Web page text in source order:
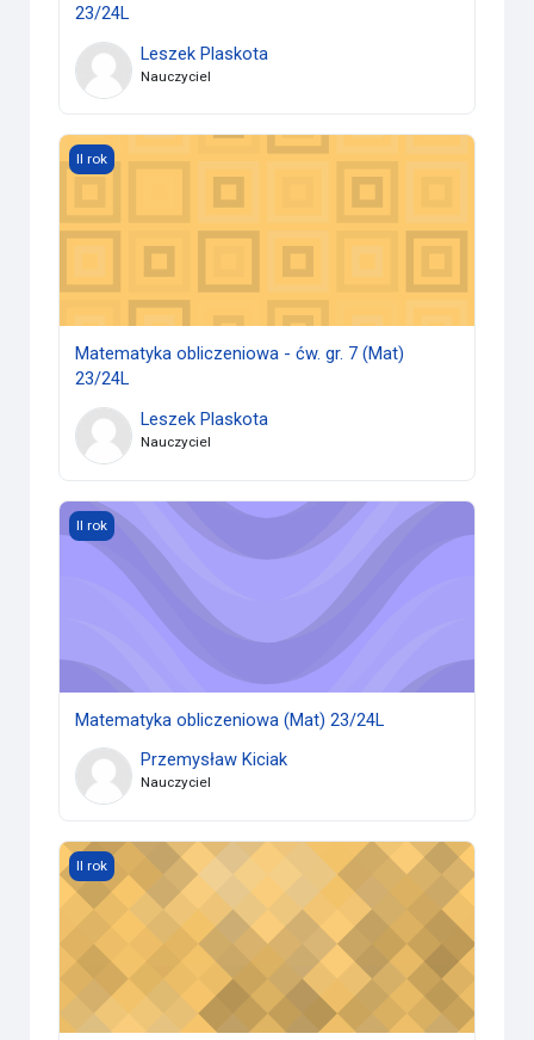
23/24L
Leszek Plaskota
Nauczyciel
Matematyka obliczeniowa - ćw. gr. 7 (Mat) 23/24L
II rok
Matematyka obliczeniowa - ćw. gr. 7 (Mat)
23/24L
Leszek Plaskota
Nauczyciel
Matematyka obliczeniowa (Mat) 23/24L
II rok
Matematyka obliczeniowa (Mat) 23/24L
Przemysław Kiciak
Nauczyciel
Równania różniczkowe zwyczajne (potok 1) - ćw. gr. 5
II rok